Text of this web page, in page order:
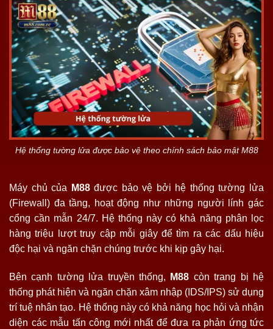
Hệ thống tường lửa được bảo vệ theo chính sách bảo mật M88
Máy chủ của M88được bảo vệ bởi hệ thống tường lửa
(Firewall) đa tầng, hoạt động như những người lính gác
cổng cần mẫn 24/7. Hệ thống này có khả năng phân lọc
hàng triệu lượt truy cập mỗi giây để tìm ra các dấu hiệu
độc hại và ngăn chặn chúng trước khi kịp gây hại.
Bên cạnh tường lửa truyền thống, M88 còn trang bị hệ
thống phát hiện và ngăn chặn xâm nhập (IDS/IPS) sử dụng
trí tuệ nhân tạo. Hệ thống này có khả năng học hỏi và nhận
diện các mẫu tấn công mới nhất để đưa ra phản ứng tức